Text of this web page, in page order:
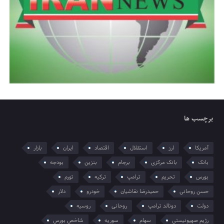
برچسب ها
آمریکا ارز استقلال اقتصاد ایران
بازار
بانک
بانک مرکزی برجام بنزین
بودجه
بورس
تحریم ترامپ ترکیه
تورم
حسن روحانی
حمیدرضا نقاشیان خودرو
دلار
دولت
دونالد ترامپ روحانی
روسیه
رژیم صهیونیستی
سهام سوریه شاخص بورس